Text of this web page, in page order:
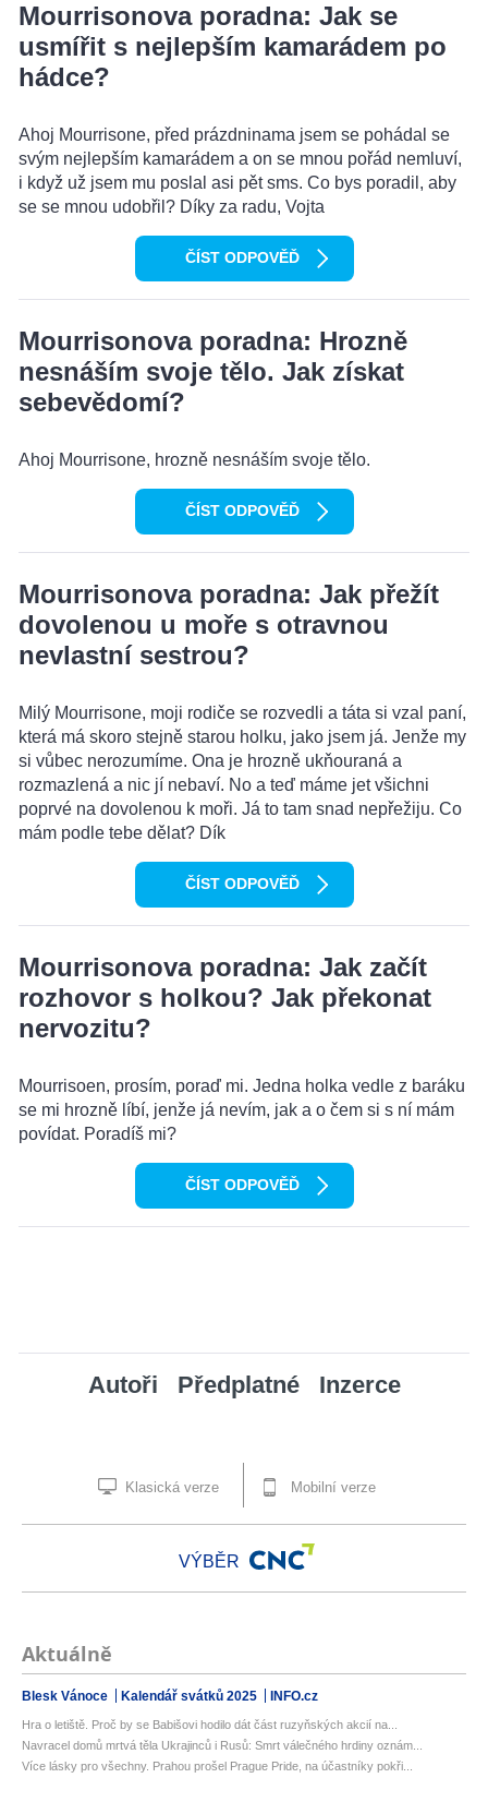
Mourrisonova poradna: Jak se
usmířit s nejlepším kamarádem po
hádce?
Ahoj Mourrisone, před prázdninama jsem se pohádal se
svým nejlepším kamarádem a on se mnou pořád nemluví,
i když už jsem mu poslal asi pět sms. Co bys poradil, aby
se se mnou udobřil? Díky za radu, Vojta
ČÍST ODPOVĚĎ
Mourrisonova poradna: Hrozně
nesnáším svoje tělo. Jak získat
sebevědomí?
Ahoj Mourrisone, hrozně nesnáším svoje tělo.
ČÍST ODPOVĚĎ
Mourrisonova poradna: Jak přežít
dovolenou u moře s otravnou
nevlastní sestrou?
Milý Mourrisone, moji rodiče se rozvedli a táta si vzal paní,
která má skoro stejně starou holku, jako jsem já. Jenže my
si vůbec nerozumíme. Ona je hrozně ukňouraná a
rozmazlená a nic jí nebaví. No a teď máme jet všichni
poprvé na dovolenou k moři. Já to tam snad nepřežiju. Co
mám podle tebe dělat? Dík
ČÍST ODPOVĚĎ
Mourrisonova poradna: Jak začít
rozhovor s holkou? Jak překonat
nervozitu?
Mourrisoen, prosím, poraď mi. Jedna holka vedle z baráku
se mi hrozně líbí, jenže já nevím, jak a o čem si s ní mám
povídat. Poradíš mi?
ČÍST ODPOVĚĎ
Autoři Předplatné Inzerce
Klasická verze Mobilní verze
VÝBĚR
Aktuálně
Blesk Vánoce Kalendář svátků 2025 INFO.cz
Hra o letiště. Proč by se Babišovi hodilo dát část ruzyňských akcií na...
Navracel domů mrtvá těla Ukrajinců i Rusů: Smrt válečného hrdiny oznám...
Více lásky pro všechny. Prahou prošel Prague Pride, na účastníky pokři...